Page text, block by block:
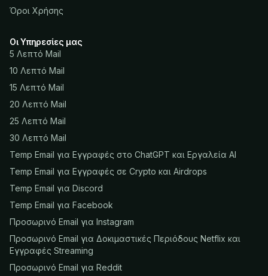
Όροι Χρήσης
Οι Υπηρεσίες μας
5 Λεπτό Mail
10 Λεπτό Mail
15 Λεπτό Mail
20 Λεπτό Mail
25 Λεπτό Mail
30 Λεπτό Mail
Temp Email για Εγγραφές στο ChatGPT και Εργαλεία AI
Temp Email για Εγγραφές σε Crypto και Airdrops
Temp Email για Discord
Temp Email για Facebook
Προσωρινό Email για Instagram
Προσωρινό Email για Δοκιμαστικές Περιόδους Netflix και
Εγγραφές Streaming
Προσωρινό Email για Reddit